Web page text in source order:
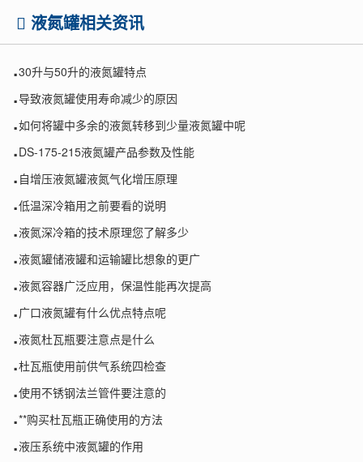
液氮罐相关资讯
.30升与50升的液氮罐特点
.导致液氮罐使用寿命减少的原因
.如何将罐中多余的液氮转移到少量液氮罐中呢
.DS-175-215液氮罐产品参数及性能
. 自增压液氮罐液氮气化增压原理
.低温深冷箱用之前要看的说明
.液氮深冷箱的技术原理您了解多少
.液氮罐储液罐和运输罐比想象的更广
.液氮容器广泛应用，保温性能再次提高
.广口液氮罐有什么优点特点呢
.液氮杜瓦瓶要注意点是什么
.杜瓦瓶使用前供气系统四检查
.使用不锈钢法兰管件要注意的
.**购买杜瓦瓶正确使用的方法
.液压系统中液氮罐的作用